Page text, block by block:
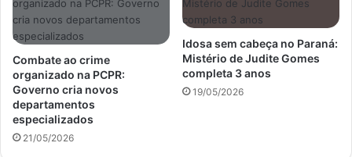
Combate ao crime
organizado na PCPR:
Governo cria novos
departamentos
especializados
21/05/2026
Idosa sem cabeça no Paraná:
Mistério de Judite Gomes
completa 3 anos
19/05/2026